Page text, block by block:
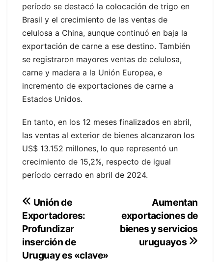
período se destacó la colocación de trigo en
Brasil y el crecimiento de las ventas de
celulosa a China, aunque continuó en baja la
exportación de carne a ese destino. También
se registraron mayores ventas de celulosa,
carne y madera a la Unión Europea, e
incremento de exportaciones de carne a
Estados Unidos.
En tanto, en los 12 meses finalizados en abril,
las ventas al exterior de bienes alcanzaron los
US$ 13.152 millones, lo que representó un
crecimiento de 15,2%, respecto de igual
período cerrado en abril de 2024.
Navegación
de
entradas
Aumentan
exportaciones de
bienes y servicios
uruguayos
Unión de
Exportadores:
Profundizar
inserción de
Uruguay es «clave»